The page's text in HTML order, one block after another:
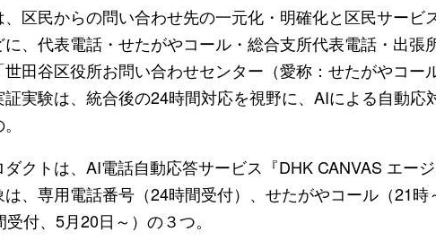
、区民からの問い合わせ先の一元化・明確化と区民サービ
に、代表電話・せたがやコール・総合支所代表電話・出張
田谷区役所お問い合わせセンター（愛称：せたがやコー
実験は、統合後の24時間対応を視野に、AIによる自動応
クトは、AI電話自動応答サービス『DHK CANVAS エー
、専用電話番号（24時間受付）、せたがやコール（21
受付、5月20日～）の３つ。